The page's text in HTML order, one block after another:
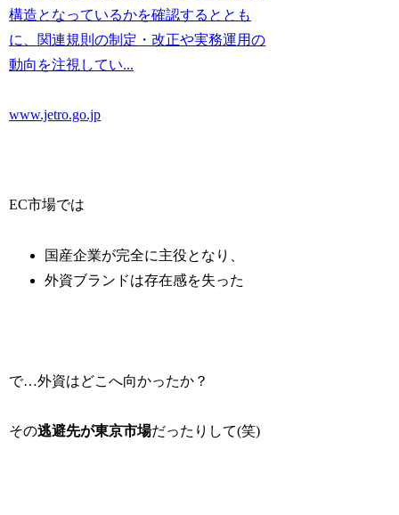
構造となっているかを確認するととも
に、関連規則の制定・改正や実務運用の
動向を注視してい...
www.jetro.go.jp
EC市場では
国産企業が完全に主役となり、
外資ブランドは存在感を失った
で…外資はどこへ向かったか？
その逃避先が東京市場だったりして(笑)